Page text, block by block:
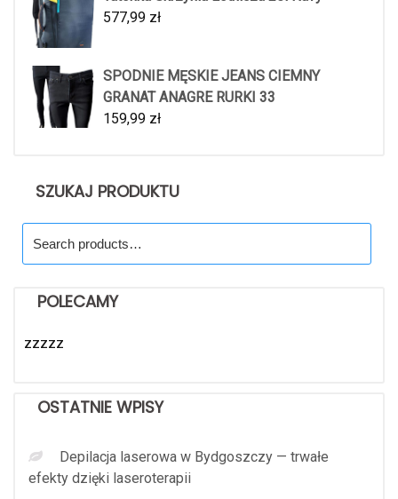
577,99 zł
SPODNIE MĘSKIE JEANS CIEMNY
GRANAT ANAGRE RURKI 33
159,99 zł
SZUKAJ PRODUKTU
for:
POLECAMY
zzzzz
OSTATNIE WPISY
Depilacja laserowa w Bydgoszczy — trwałe
efekty dzięki laseroterapii